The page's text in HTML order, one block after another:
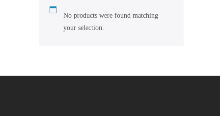
No products were found matching
your selection.